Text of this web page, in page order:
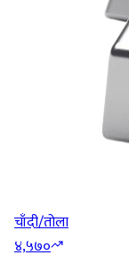
चाँदी/तोला
४,५७०